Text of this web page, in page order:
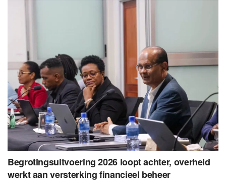
Begrotingsuitvoering 2026 loopt achter, overheid
werkt aan versterking financieel beheer